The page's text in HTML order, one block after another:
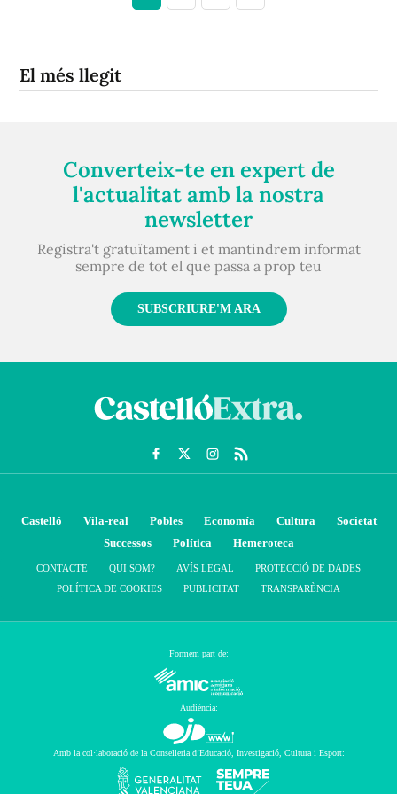
El més llegit
Converteix-te en expert de
l'actualitat amb la nostra
newsletter
Registra't gratuïtament i et mantindrem informat
sempre de tot el que passa a prop teu
SUBSCRIURE'M ARA
Castelló Vila-real Pobles Economía Cultura
Societat
Successos
Política Hemeroteca
CONTACTE QUI SOM? AVÍS LEGAL
PROTECCIÓ DE DADES
POLÍTICA DE COOKIES
PUBLICITAT TRANSPARÈNCIA
Formem part de:
Audiència:
Amb la col·laboració de la Conselleria d’Educació, Investigació, Cultura i Esport: